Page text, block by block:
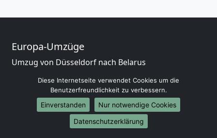
Europa-Umzüge
Umzug von Düsseldorf nach Belarus
Umzug von Düsseldorf nach Bulgarien
Umzug von Düsseldorf nach Dänemark
Umzug von Düsseldorf nach England
Umzug von Düsseldorf nach Portugal
Umzug von Düsseldorf nach Bosnien
Diese Internetseite verwendet Cookies um die
Benutzerfreundlichkeit zu verbessern.
Einverstanden
Nur notwendige Cookies
Datenschutzerklärung